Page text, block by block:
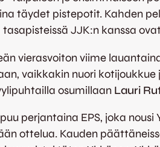
täydet pistepotit. Kahden
JJK:n kanssa
viime
vaikkakin nuori
osumillaan Lauri
perjantaina EPS, joka
ottelua. Kauden